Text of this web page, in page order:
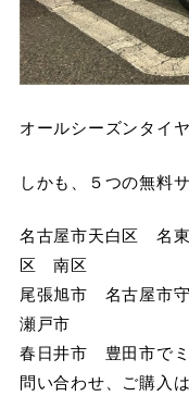
オールシーズンタイ
しかも、５つの無料
名古屋市天白区
区 南区
尾張旭市 名古屋
瀬戸市
春日井市 豊田市で
問い合わせ、ご購入は